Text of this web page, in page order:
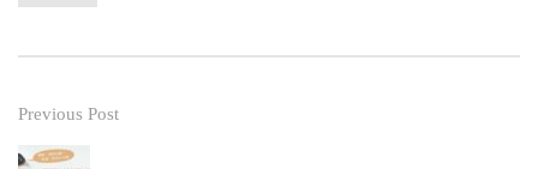
Previous Post